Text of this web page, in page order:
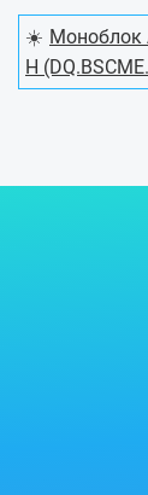
☀️ Моноблок
H